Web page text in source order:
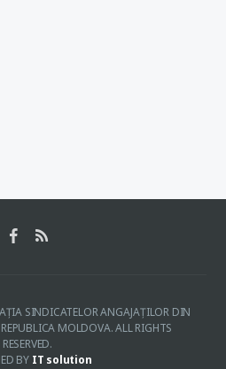
SINDICATELOR ANGAJAŢILOR DIN
MOLDOVA. ALL RIGHTS
RESERVED.
BY IT solution